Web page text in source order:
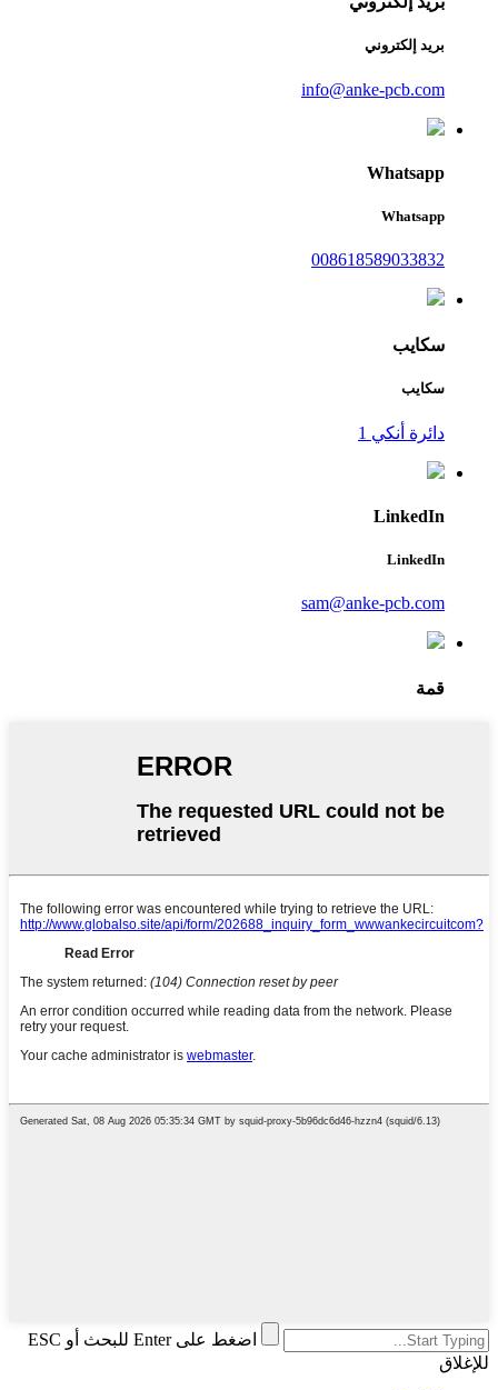
بريد إلكتروني
info@anke-pcb.com
Whatsapp
Whatsapp
008618589033832
سكايب
سكايب
دائرة أنكي 1
LinkedIn
LinkedIn
sam@anke-pcb.com
قمة
اضغط على Enter للبحث أو ESC
للإغلاق